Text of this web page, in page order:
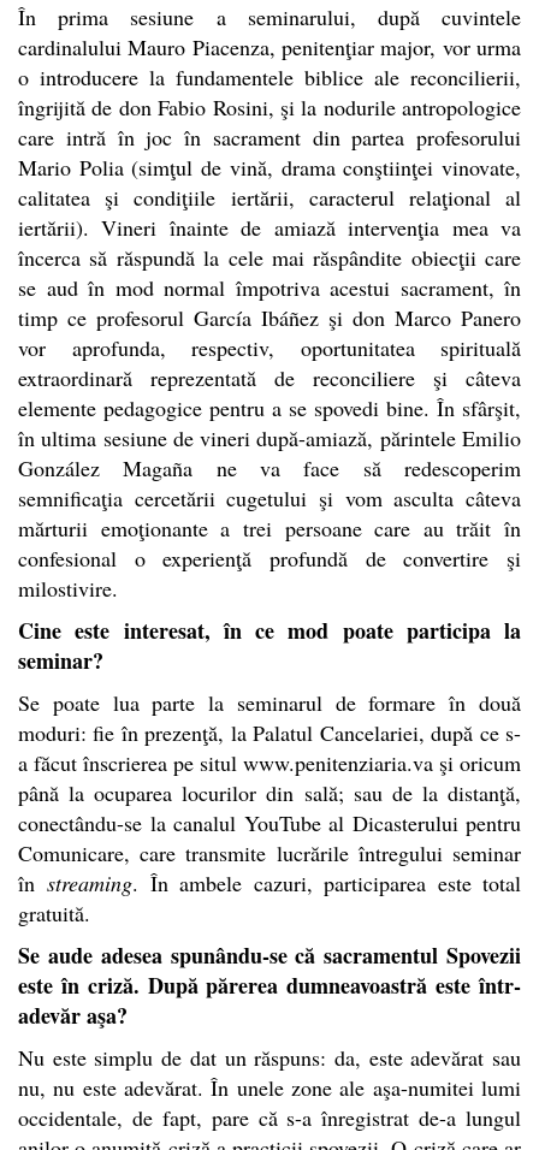
În prima sesiune a seminarului, după cuvintele
cardinalului Mauro Piacenza, penitenţiar major, vor urma
o introducere la fundamentele biblice ale reconcilierii,
îngrijită de don Fabio Rosini, şi la nodurile antropologice
care intră în joc în sacrament din partea profesorului
Mario Polia (simţul de vină, drama conştiinţei vinovate,
calitatea şi condiţiile iertării, caracterul relaţional al
iertării). Vineri înainte de amiază intervenţia mea va
încerca să răspundă la cele mai răspândite obiecţii care
se aud în mod normal împotriva acestui sacrament, în
timp ce profesorul García Ibáñez şi don Marco Panero
vor aprofunda, respectiv, oportunitatea spirituală
extraordinară reprezentată de reconciliere şi câteva
elemente pedagogice pentru a se spovedi bine. În sfârşit,
în ultima sesiune de vineri după-amiază, părintele Emilio
González Magaña ne va face să redescoperim
semnificaţia cercetării cugetului şi vom asculta câteva
mărturii emoţionante a trei persoane care au trăit în
confesional o experienţă profundă de convertire şi
milostivire.
Cine este interesat, în ce mod poate participa la
seminar?
Se poate lua parte la seminarul de formare în două
moduri: fie în prezenţă, la Palatul Cancelariei, după ce s-
a făcut înscrierea pe situl www.penitenziaria.va şi oricum
până la ocuparea locurilor din sală; sau de la distanţă,
conectându-se la canalul YouTube al Dicasterului pentru
Comunicare, care transmite lucrările întregului seminar
înstreaming. În ambele cazuri, participarea este total
gratuită.
Se aude adesea spunându-se că sacramentul Spovezii
este în criză. După părerea dumneavoastră este într-
adevăr aşa?
Nu este simplu de dat un răspuns: da, este adevărat sau
nu, nu este adevărat. În unele zone ale aşa-numitei lumi
occidentale, de fapt, pare că s-a înregistrat de-a lungul